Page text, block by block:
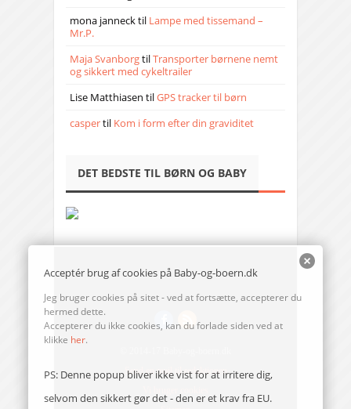
mona jannecktil Lampe med tissemand –
Mr.P.
Maja SvanborgtilTransporter børnene nemt
og sikkert med cykeltrailer
Lise Matthiasen tilGPS tracker til børn
caspertil Kom i form efter din graviditet
DET BEDSTE TIL BØRN OG BABY
Send en mail til redaktionen
Acceptér brug af cookies på Baby-og-boern.dk
Jeg bruger cookies på sitet - ved at fortsætte, accepterer du
hermed dette.
Accepterer du ikke cookies, kan du forlade siden ved at
klikke her.
PS: Denne popup bliver ikke vist for at irritere dig,
selvom den sikkert gør det - den er et krav fra EU.